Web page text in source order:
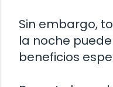
Sin embargo,
la noche
beneficios